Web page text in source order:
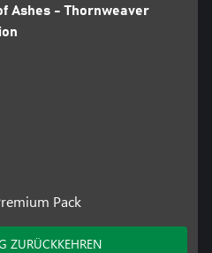
Ashes - Thornweaver
Pack
ZURÜCKKEHREN